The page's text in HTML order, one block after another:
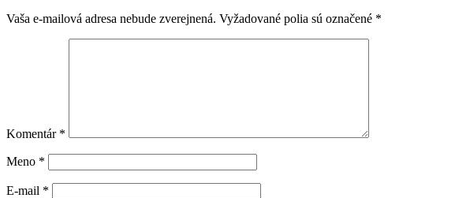
Vaša e-mailová adresa nebude zverejnená. Vyžadované polia sú označené *
Komentár *
Meno *
E-mail *